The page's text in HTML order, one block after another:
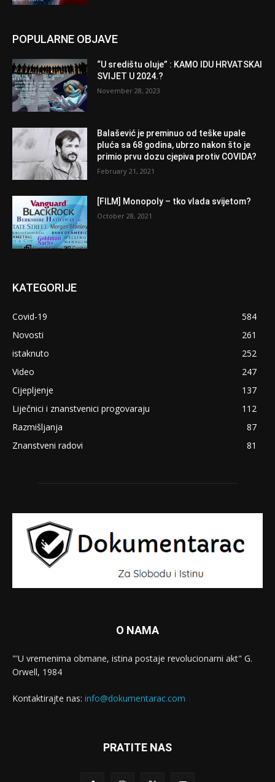
POPULARNE OBJAVE
“U središtu oluje” : KAMO IDU HRVATSKAI
SVIJET U 2024.?
November 28, 2023
Balašević je preminuo od teške upale
pluća sa 68 godina, ubrzo nakon što je
primio prvu dozu cjepiva protiv COVIDA?
February 21, 2021
[FILM] Monopoly – tko vlada svijetom?
October 28, 2021
KATEGORIJE
Covid-19
584
Novosti
261
istaknuto
252
Video
247
Cijepljenje
137
Liječnici i znanstvenici progovaraju
112
Razmišljanja
87
Znanstveni radovi
81
O NAMA
"'U vremenima obmane, istina postaje revolucionarni akt" G.
Orwell, 1984
Kontaktirajte nas: info@dokumentarac.com
PRATITE NAS